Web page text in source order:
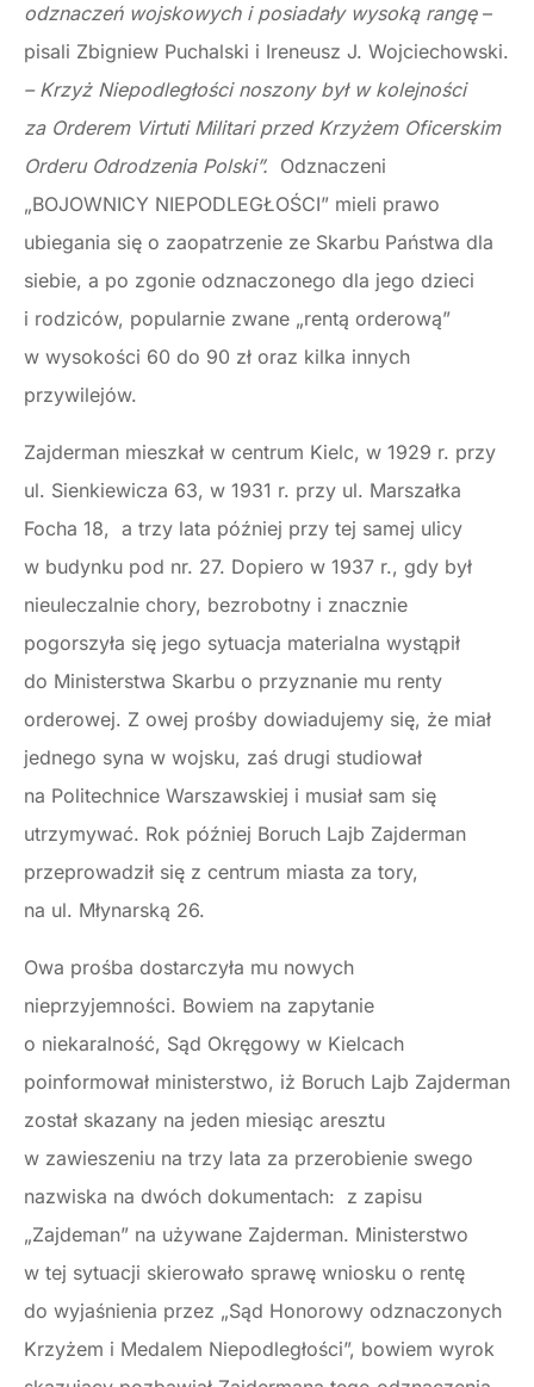
odznaczeń wojskowych i posiadały wysoką rangę –
pisali Zbigniew Puchalski i Ireneusz J. Wojciechowski.
– Krzyż Niepodległości noszony był w kolejności
za Orderem Virtuti Militari przed Krzyżem Oficerskim
Orderu Odrodzenia Polski”. Odznaczeni
„BOJOWNICY NIEPODLEGŁOŚCI” mieli prawo
ubiegania się o zaopatrzenie ze Skarbu Państwa dla
siebie, a po zgonie odznaczonego dla jego dzieci
i rodziców, popularnie zwane „rentą orderową”
w wysokości 60 do 90 zł oraz kilka innych
przywilejów.
Zajderman mieszkał w centrum Kielc, w 1929 r. przy
ul. Sienkiewicza 63, w 1931 r. przy ul. Marszałka
Focha 18, a trzy lata później przy tej samej ulicy
w budynku pod nr. 27. Dopiero w 1937 r., gdy był
nieuleczalnie chory, bezrobotny i znacznie
pogorszyła się jego sytuacja materialna wystąpił
do Ministerstwa Skarbu o przyznanie mu renty
orderowej. Z owej prośby dowiadujemy się, że miał
jednego syna w wojsku, zaś drugi studiował
na Politechnice Warszawskiej i musiał sam się
utrzymywać. Rok później Boruch Lajb Zajderman
przeprowadził się z centrum miasta za tory,
na ul. Młynarską 26.
Owa prośba dostarczyła mu nowych
nieprzyjemności. Bowiem na zapytanie
o niekaralność, Sąd Okręgowy w Kielcach
poinformował ministerstwo, iż Boruch Lajb Zajderman
został skazany na jeden miesiąc aresztu
w zawieszeniu na trzy lata za przerobienie swego
nazwiska na dwóch dokumentach: z zapisu
„Zajdeman” na używane Zajderman. Ministerstwo
w tej sytuacji skierowało sprawę wniosku o rentę
do wyjaśnienia przez „Sąd Honorowy odznaczonych
Krzyżem i Medalem Niepodległości”, bowiem wyrok